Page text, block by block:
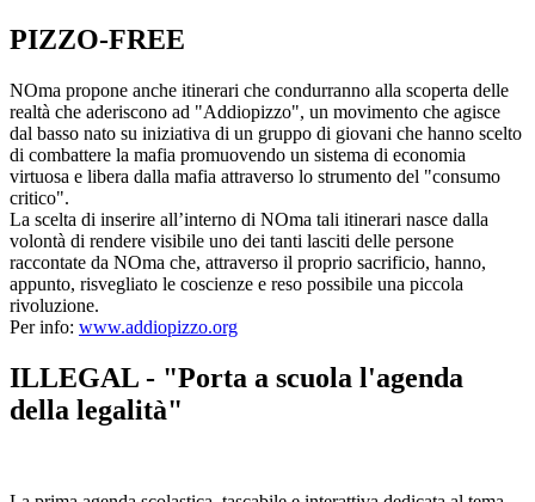
PIZZO-FREE
NOma propone anche itinerari che condurranno alla scoperta delle
realtà che aderiscono ad "Addiopizzo", un movimento che agisce
dal basso nato su iniziativa di un gruppo di giovani che hanno scelto
di combattere la mafia promuovendo un sistema di economia
virtuosa e libera dalla mafia attraverso lo strumento del "consumo
critico".
La scelta di inserire all’interno di NOma tali itinerari nasce dalla
volontà di rendere visibile uno dei tanti lasciti delle persone
raccontate da NOma che, attraverso il proprio sacrificio, hanno,
appunto, risvegliato le coscienze e reso possibile una piccola
rivoluzione.
Per info: www.addiopizzo.org
ILLEGAL - "Porta a scuola l'agenda
della legalità"